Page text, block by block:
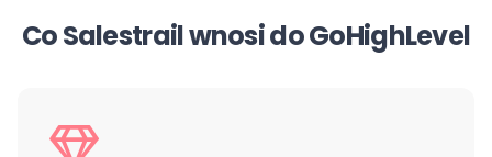
Co Salestrail wnosi do GoHighLevel